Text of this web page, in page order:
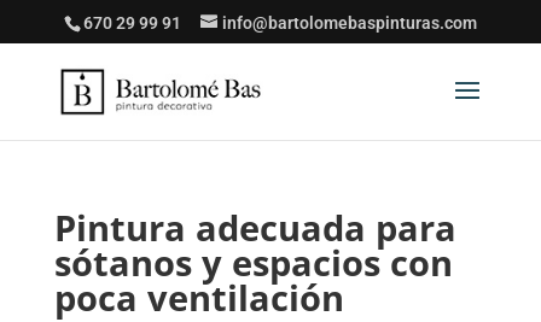
670 29 99 91 info@bartolomebaspinturas.com
Pintura adecuada para
sótanos y espacios con
poca ventilación